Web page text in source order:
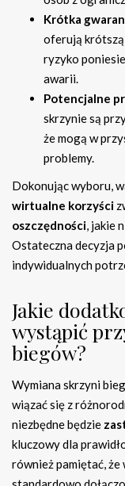
Krótka
oferują krótszą
ryzyko
awarii.
Potencjalne
skrzynie są
że mogą w
problemy.
Dokonując wyboru,
wirtualne korzyści
oszczędności, jakie
Ostateczna decyzja
indywidualnych
Jakie
wystąpić
biegów?
Wymiana skrzyni
wiązać się z
niezbędne będzie
kluczowy dla
również pamiętać,